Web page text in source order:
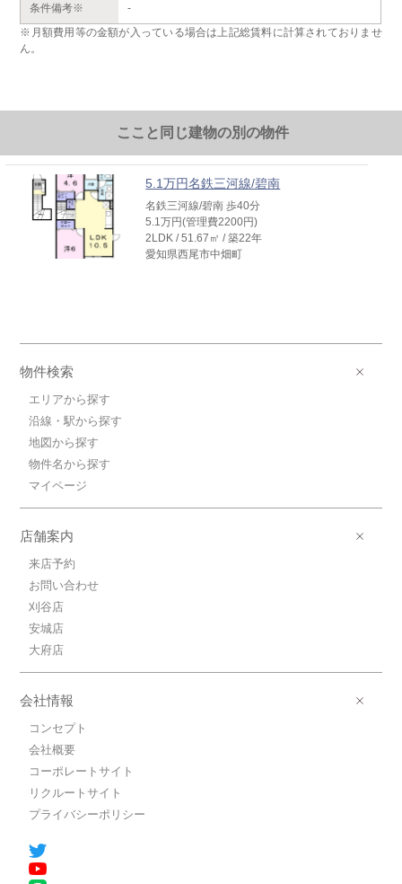
条件備考※
-
※月額費用等の金額が入っている場合は上記総賃料に計算されておりませ
ん。
ここと同じ建物の別の物件
5.1万円名鉄三河線/碧南
名鉄三河線/碧南 歩40分
5.1万円(管理費2200円)
2LDK / 51.67㎡ / 築22年
愛知県西尾市中畑町
物件検索
エリアから探す
沿線・駅から探す
地図から探す
物件名から探す
マイページ
店舗案内
来店予約
お問い合わせ
刈谷店
安城店
大府店
会社情報
コンセプト
会社概要
コーポレートサイト
リクルートサイト
プライバシーポリシー